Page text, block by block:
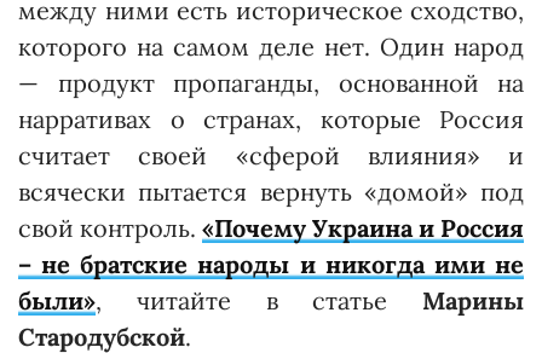
между ними есть историческое сходство,
которого на самом деле нет. Один народ
— продукт пропаганды, основанной на
нарративах о странах, которые Россия
считает своей «сферой влияния» и
всячески пытается вернуть «домой» под
свой контроль. «Почему Украина и Россия
– не братские народы и никогда ими не
были», читайте в статье Марины
Стародубской.